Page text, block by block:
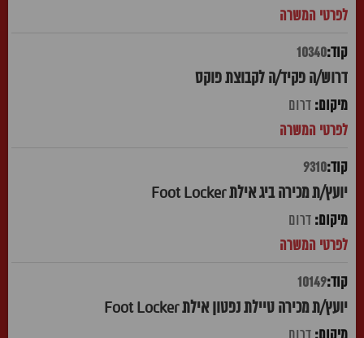
10340
דרוש/ה פקיד/ה לקבוצת פוקס
דרום
9310
יועץ/ת מכירה ביג אילת Foot Locker
דרום
10149
יועץ/ת מכירה טיילת נפטון אילת Foot Locker